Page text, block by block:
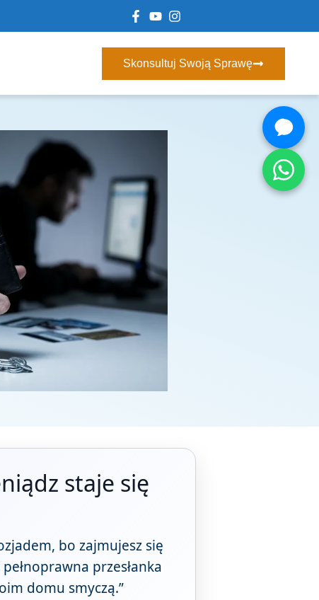
Skonsultuj Swoją Sprawę
staje się
bo zajmujesz się
przesłanka
domu smyczą.”